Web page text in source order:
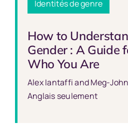
Identités de genre
How to
Gender : A Guide
Who You Are
Alex Iantaffi and Meg-
Anglais seulement